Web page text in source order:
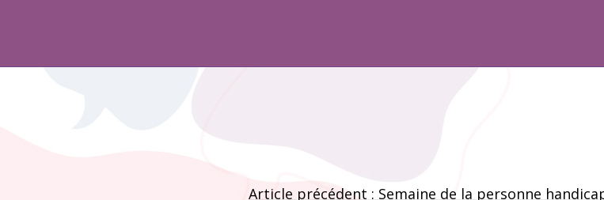
Article précédent : Semaine de la personne